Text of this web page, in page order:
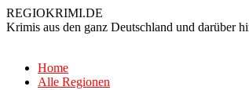
REGIOKRIMI.DE
Krimis aus den ganz Deutschland und darüber
Home
Alle Regionen